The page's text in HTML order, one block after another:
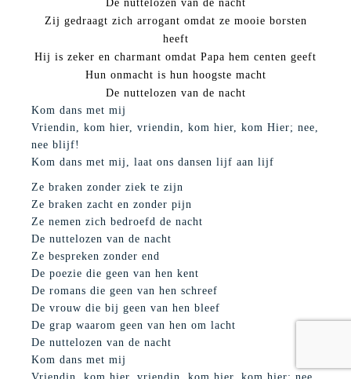
De nuttelozen van de nacht
Zij gedraagt zich arrogant omdat ze mooie borsten
heeft
Hij is zeker en charmant omdat Papa hem centen geeft
Hun onmacht is hun hoogste macht
De nuttelozen van de nacht
Kom dans met mij
Vriendin, kom hier, vriendin, kom hier, kom Hier; nee,
nee blijf!
Kom dans met mij, laat ons dansen lijf aan lijf
Ze braken zonder ziek te zijn
Ze braken zacht en zonder pijn
Ze nemen zich bedroefd de nacht
De nuttelozen van de nacht
Ze bespreken zonder end
De poezie die geen van hen kent
De romans die geen van hen schreef
De vrouw die bij geen van hen bleef
De grap waarom geen van hen om lacht
De nuttelozen van de nacht
Kom dans met mij